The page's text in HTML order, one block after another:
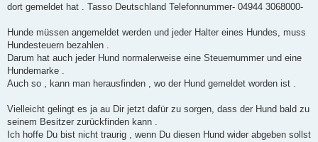
dort gemeldet hat . Tasso Deutschland Telefonnummer- 04944 3068000-
Hunde müssen angemeldet werden und jeder Halter eines Hundes, muss
Hundesteuern bezahlen .
Darum hat auch jeder Hund normalerweise eine Steuernummer und eine
Hundemarke .
Auch so , kann man herausfinden , wo der Hund gemeldet worden ist .
Vielleicht gelingt es ja au Dir jetzt dafür zu sorgen, dass der Hund bald zu
seinem Besitzer zurückfinden kann .
Ich hoffe Du bist nicht traurig , wenn Du diesen Hund wider abgeben sollst